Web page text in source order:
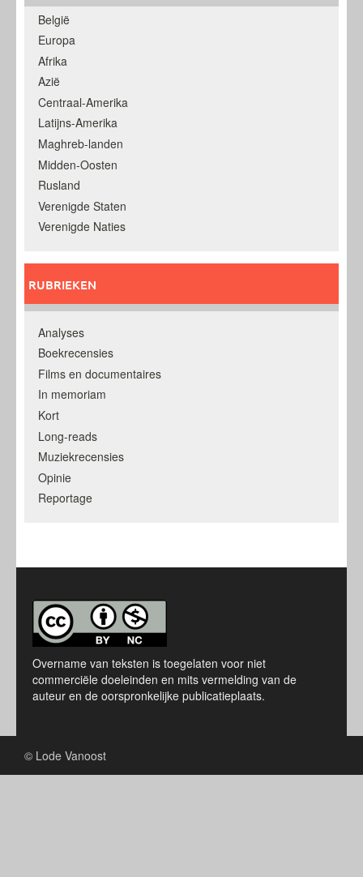
België
Europa
Afrika
Azië
Centraal-Amerika
Latijns-Amerika
Maghreb-landen
Midden-Oosten
Rusland
Verenigde Staten
Verenigde Naties
RUBRIEKEN
Analyses
Boekrecensies
Films en documentaires
In memoriam
Kort
Long-reads
Muziekrecensies
Opinie
Reportage
Overname van teksten is toegelaten voor niet
commerciële doeleinden en mits vermelding van de
auteur en de oorspronkelijke publicatieplaats.
© Lode Vanoost